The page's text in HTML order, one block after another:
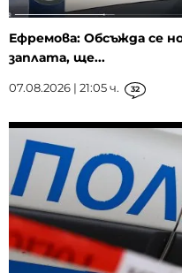
Ефремова: Обсъжда се
заплата, ще...
07.08.2026 | 21:05 ч. 32